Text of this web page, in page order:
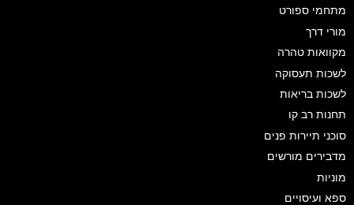
מתחמי ספורט
מורי דרך
מקוואות טהרה
לשכות תעסוקה
לשכות בריאות
תחנות רב קו
סוכני תיירות פנים
מדבירים מורשים
מוניות
ספא ועיסויים